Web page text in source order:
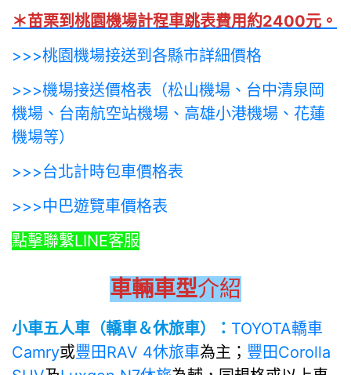
＊苗栗到桃園機場計程車跳表費用約2400元。
>>>桃園機場接送到各縣市詳細價格
>>>機場接送價格表（松山機場、台中清泉岡
機場、台南航空站機場、高雄小港機場、花蓮
機場等）
>>>台北計時包車價格表
>>>中巴遊覽車價格表
點擊聯繫LINE客服
車輛車型介紹
小車五人車（轎車＆休旅車）： TOYOTA轎車
Camry或豐田RAV 4休旅車為主； 豐田Corolla